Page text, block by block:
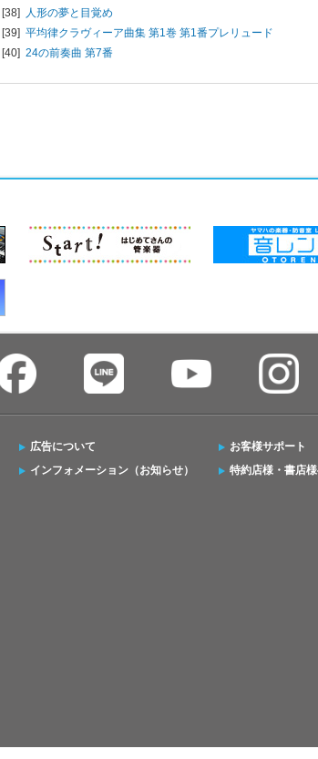
[38] 人形の夢と目覚め
[39] 平均律クラヴィーア曲集 第1巻 第1番プレリュード
[40] 24の前奏曲 第7番
広告について
インフォメーション（お知らせ）
お客様サポート
特約店様・書店